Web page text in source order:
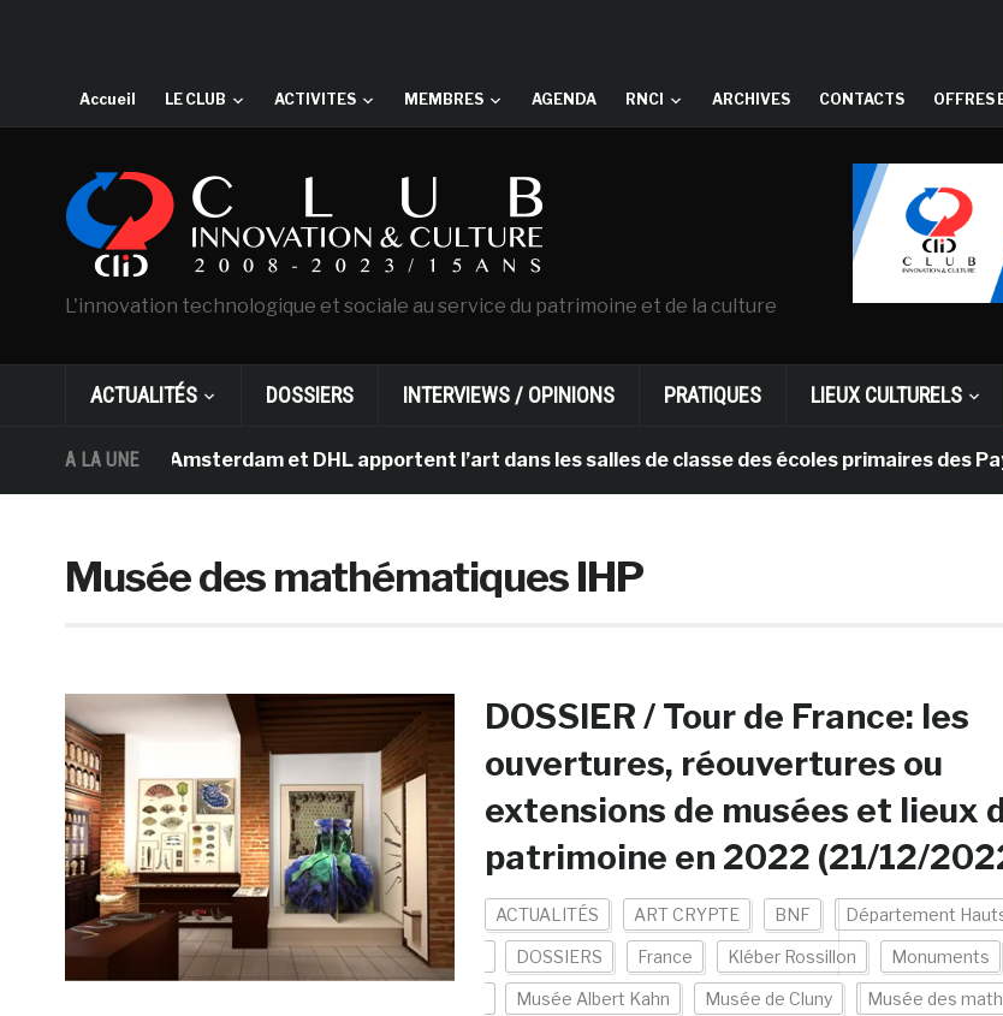
Accueil LE CLUB ACTIVITES MEMBRES AGENDA RNCI ARCHIVES CONTACTS OFFRES
L'innovation technologique et sociale au service du patrimoine et de la culture
ACTUALITÉS DOSSIERS INTERVIEWS / OPINIONS PRATIQUES LIEUX CULTURELS
A LA UNE
Gogh d’Amsterdam et DHL apportent l’art dans les salles de classe des écoles primaires des Pays-
Musée des mathématiques IHP
DOSSIER / Tour de France: les
ouvertures, réouvertures ou
extensions de musées et lieux
patrimoine en 2022 (21/12/
ACTUALITÉS ART CRYPTE BNF Département
DOSSIERS France Kléber Rossillon Monuments
Musée Albert Kahn Musée de Cluny Musée des